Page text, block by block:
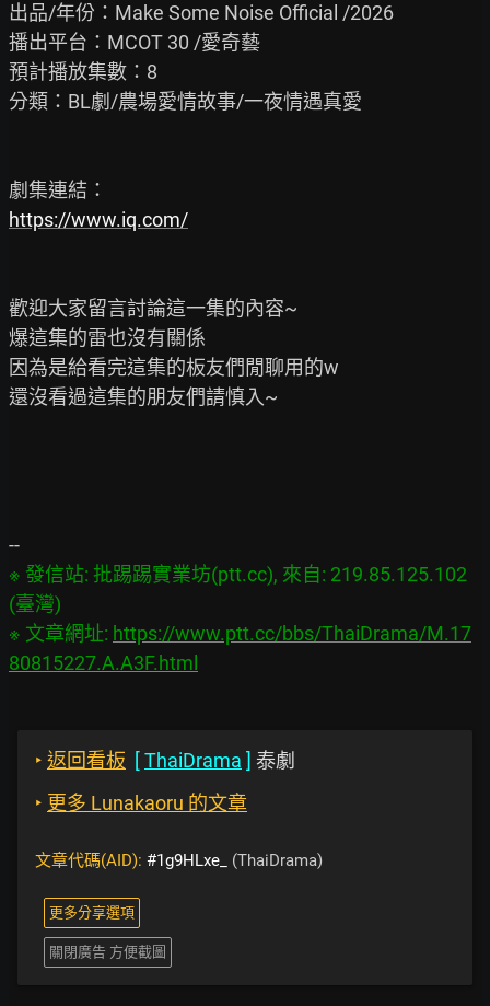
出品/年份：Make Some Noise Official /2026
播出平台：MCOT 30 /愛奇藝
預計播放集數：8
分類：BL劇/農場愛情故事/一夜情遇真愛
https://www.iq.com/
歡迎大家留言討論這一集的內容~
爆這集的雷也沒有關係
因為是給看完這集的板友們閒聊用的w
還沒看過這集的朋友們請慎入~
※ 發信站: 批踢踢實業坊(ptt.cc), 來自: 219.85.125.102
(臺灣)
※ 文章網址: https://www.ptt.cc/bbs/ThaiDrama/M.17
80815227.A.A3F.html
‣ 返回看板 [ThaiDrama ] 泰劇
‣ 更多 Lunakaoru 的文章
文章代碼(AID): #1g9HLxe_ (ThaiDrama)
更多分享選項
關閉廣告 方便截圖